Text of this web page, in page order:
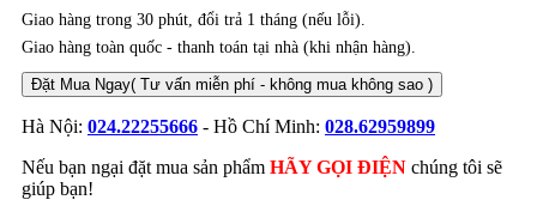
Giao hàng trong 30 phút, đổi trả 1 tháng (nếu lỗi).
Giao hàng toàn quốc - thanh toán tại nhà (khi nhận hàng).
Đặt Mua Ngay( Tư vấn miễn phí - không mua không sao )
Hà Nội: 024.22255666 - Hồ Chí Minh: 028.62959899
Nếu bạn ngại đặt mua sản phẩm HÃY GỌI ĐIỆN chúng tôi sẽ
giúp bạn!